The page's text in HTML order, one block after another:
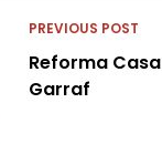
PREVIOUS POST
Reforma Casa
Garraf